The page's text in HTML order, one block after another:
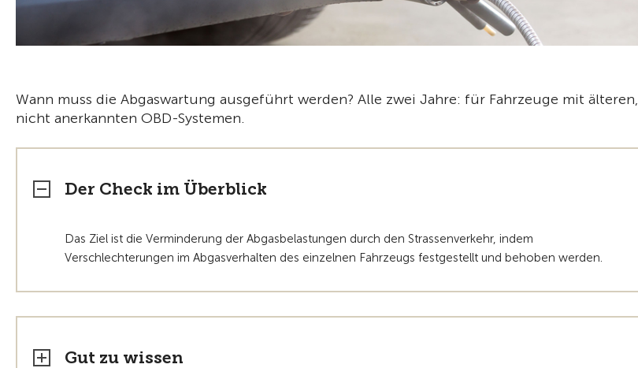
Wann muss die Abgaswartung ausgeführt werden? Alle zwei Jahre: für Fahrzeuge mit älteren,
nicht anerkannten OBD-Systemen.
Der Check im Überblick
Das Ziel ist die Verminderung der Abgasbelastungen durch den Strassenverkehr, indem
Verschlechterungen im Abgasverhalten des einzelnen Fahrzeugs festgestellt und behoben werden.
Gut zu wissen